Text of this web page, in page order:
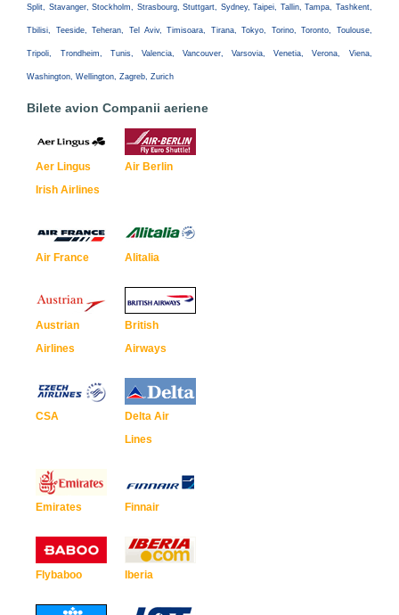
Split, Stavanger, Stockholm, Strasbourg, Stuttgart, Sydney, Taipei, Tallin, Tampa, Tashkent,
Tbilisi, Teeside, Teheran, Tel Aviv, Timisoara, Tirana, Tokyo, Torino, Toronto, Toulouse,
Tripoli, Trondheim, Tunis, Valencia, Vancouver, Varsovia, Venetia, Verona, Viena,
Washington, Wellington, Zagreb, Zurich
Bilete avion Companii aeriene
Aer Lingus
Irish Airlines
Air Berlin
Air France Alitalia
Austrian
Airlines
British
Airways
CSA
Delta Air
Lines
Emirates Finnair
Flybaboo Iberia